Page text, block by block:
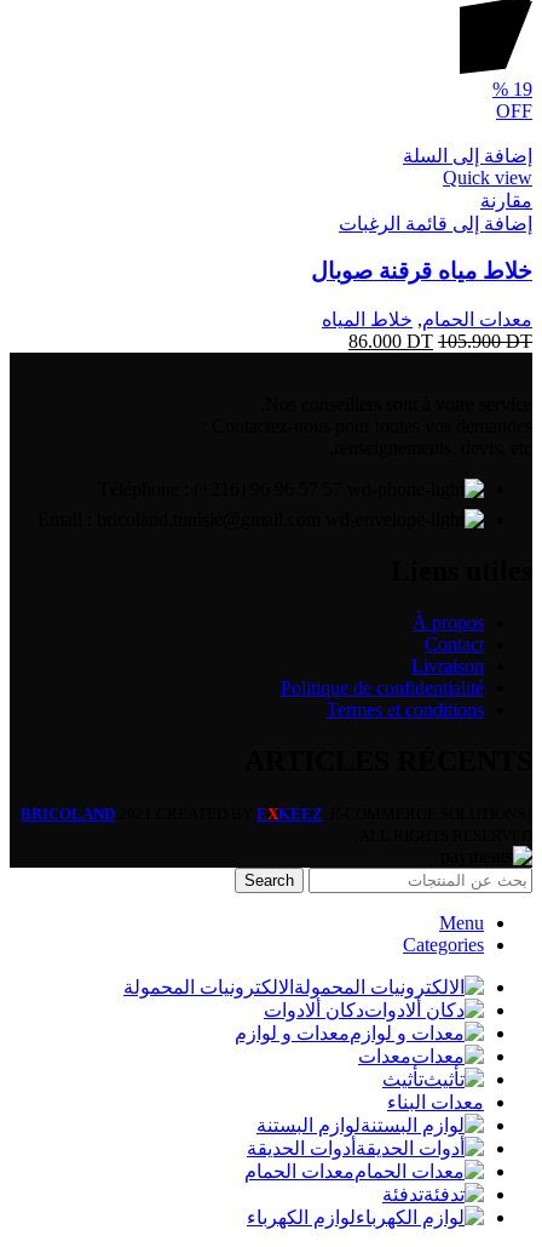
19
%
OFF
إضافة إلى السلة
Quick view
مقارنة
إضافة إلى قائمة الرغبات
خلاط مياه قرقنة صوبال
معدات الحمام, خلاط المياه
105.900DT
86.000 DT
À propos
Contact
Livraison
Politique de confidentialité
Termes et conditions
BRICOLAND EXKEEZ
Search
Menu
Categories
الالكترونيات المحمولة
دكان ألادوات
معدات و لوازم
معدات
تأثيث
معدات البناء
لوازم البستنة
أدوات الحديقة
معدات الحمام
تدفئة
لوازم الكهرباء